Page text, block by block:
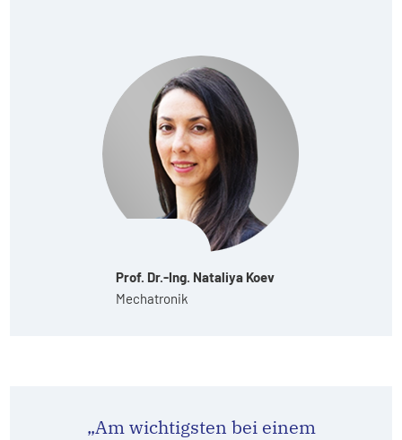
Prof. Dr.-Ing. Nataliya Koev
Mechatronik
„Am wichtigsten bei einem